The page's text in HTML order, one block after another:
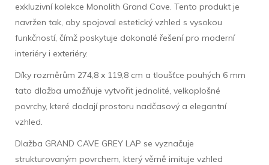
exkluzivní kolekce Monolith Grand Cave. Tento produkt je
navržen tak, aby spojoval estetický vzhled s vysokou
funkčností, čímž poskytuje dokonalé řešení pro moderní
interiéry i exteriéry.
Díky rozměrům 274,8 x 119,8 cm a tloušťce pouhých 6 mm
tato dlažba umožňuje vytvořit jednolité, velkoplošné
povrchy, které dodají prostoru nadčasový a elegantní
vzhled.
Dlažba GRAND CAVE GREY LAP se vyznačuje
strukturovaným povrchem, který věrně imituje vzhled